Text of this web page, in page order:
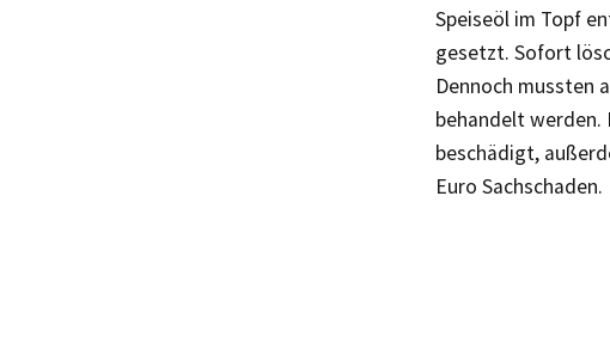
Speiseöl im Topf
gesetzt. Sofort
Dennoch mussten
behandelt werden.
beschädigt,
Euro Sachschaden.